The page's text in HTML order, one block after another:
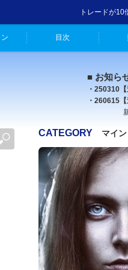
トレードが10
目次
■ お知ら
・250310
・260615
新しいパ
CATEGORY マイ